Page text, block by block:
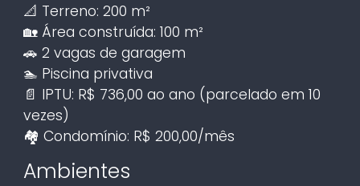
📐 Terreno: 200 m²
🏡 Área construída: 100 m²
🚗 2 vagas de garagem
🏊 Piscina privativa
📄 IPTU: R$ 736,00 ao ano (parcelado em 10
vezes)
🏘️ Condomínio: R$ 200,00/mês
Ambientes